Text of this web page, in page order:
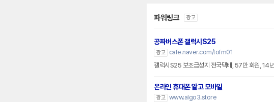
파워링크 광고
공짜버스폰 갤럭시S25
광고
cafe.naver.com/tofm01
갤럭시S25 보조금성지 전국택배, 57만 회원, 14
온라인 휴대폰 알고 모바일
광고 www.algo3.store